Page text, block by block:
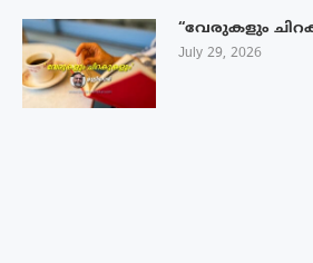
“വേരുകളും
July 29, 2026